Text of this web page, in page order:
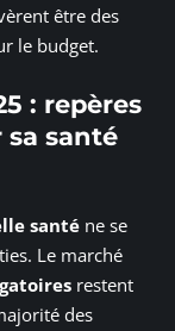
être des
le budget.
: repères
sa santé
santé ne se
Le marché
restent
des